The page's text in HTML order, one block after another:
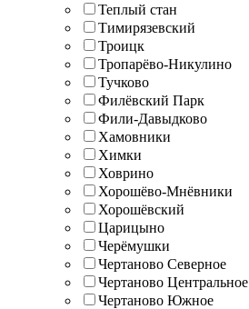
Теплый стан
Тимирязевский
Троицк
Тропарёво-Никулино
Тучково
Филёвский Парк
Фили-Давыдково
Хамовники
Химки
Ховрино
Хорошёво-Мнёвники
Хорошёвский
Царицыно
Черёмушки
Чертаново Северное
Чертаново Центральное
Чертаново Южное